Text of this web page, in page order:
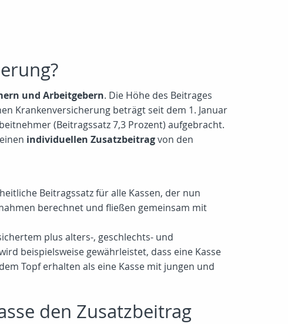
und Arbeitgebern. Die Höhe des Beitrages
Krankenversicherung beträgt seit dem 1. Januar
(Beitragssatz 7,3 Prozent) aufgebracht.
individuellen Zusatzbeitragvon den
Beitragssatz für alle Kassen, der nun
berechnet und fließen gemeinsam mit
plus alters-, geschlechts- und
beispielsweise gewährleistet, dass eine Kasse
Topf erhalten als eine Kasse mit jungen und
den Zusatzbeitrag